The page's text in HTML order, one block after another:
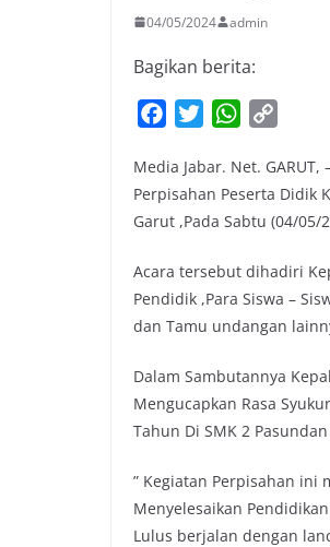
04/05/2024 admin
Bagikan berita:
c
e
b
o
k
i
t
t
r
W
a
t
s
p
p
p
y
L
n
k
Media Jabar. Net.
Perpisahan Peserta Didik
Garut ,Pada Sabtu (04/05/
Acara tersebut dihadiri
Pendidik ,Para Siswa –
dan Tamu undangan
Dalam Sambutannya
Mengucapkan Rasa
Tahun Di SMK 2
” Kegiatan Perpisahan ini
Menyelesaikan
Lulus berjalan dengan